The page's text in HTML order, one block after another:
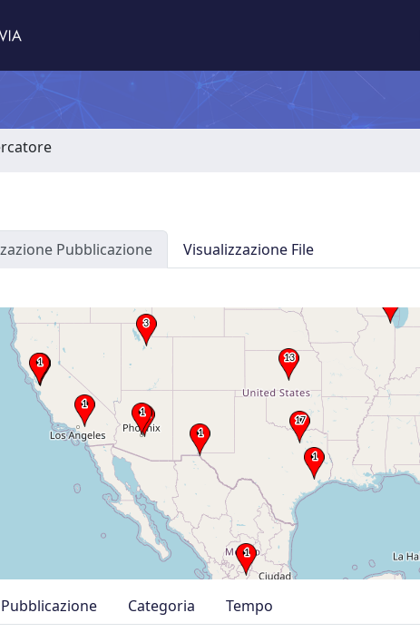
Pubblicazione Visualizzazione File
Pubblicazione Categoria
Tempo